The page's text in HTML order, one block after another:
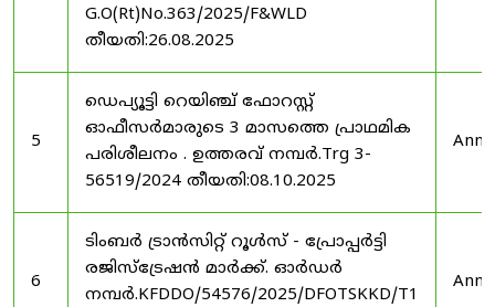
G.O(Rt)No.363/2025/F&WLD
തീയതി:26.08.2025
5
ഡെപ്യൂട്ടി റെയിഞ്ച് ഫോറസ്റ്റ്
ഓഫീസർമാരുടെ 3 മാസത്തെ പ്രാഥമിക
പരിശീലനം . ഉത്തരവ് നമ്പർ.Trg 3-
56519/2024 തീയതി:08.10.2025
6
ടിംബർ ട്രാൻസിറ്റ് റൂൾസ് - പ്രോപ്പർട്ടി
രജിസ്ട്രേഷൻ മാർക്ക്. ഓർഡർ
നമ്പർ.KFDDO/54576/2025/DFOTSKKD/T1